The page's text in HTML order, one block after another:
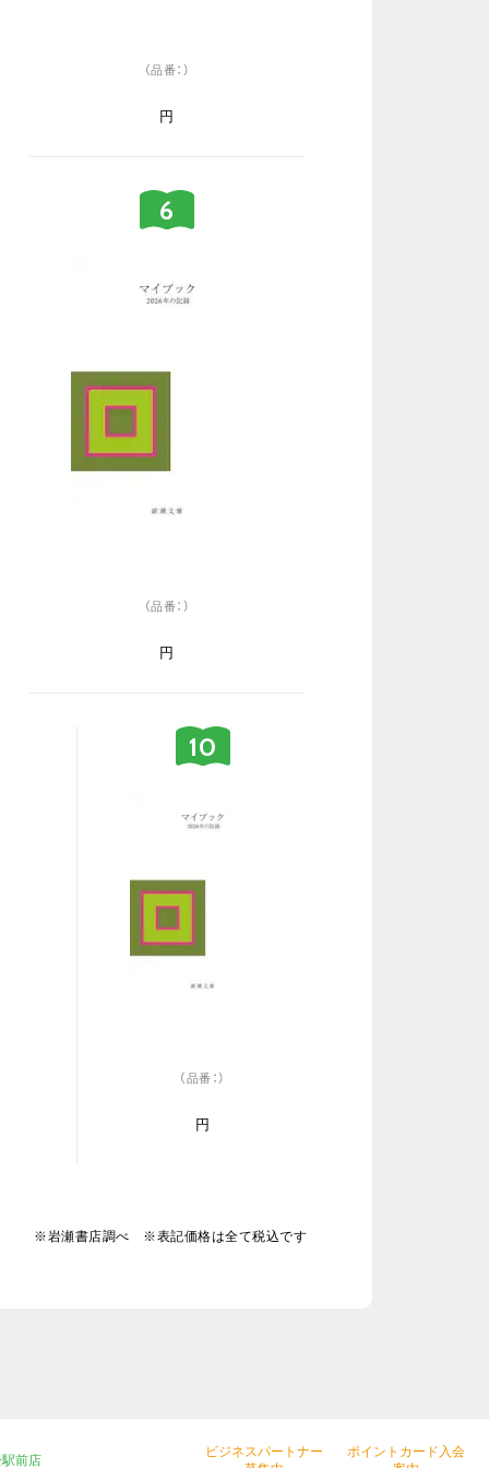
（品番：）
円
（品番：）
円
（品番：）
円
※岩瀬書店調べ ※表記価格は全て税込です
前店
ビジネスパートナー
ポイントカード入会